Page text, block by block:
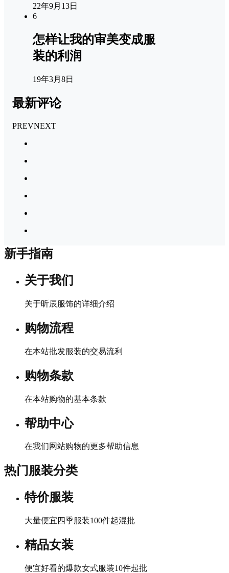
22年9月13日
6
怎样让我的审美变成服
装的利润
19年3月8日
最新评论
PREVNEXT
新手指南
关于我们
关于昕辰服饰的详细介绍
购物流程
在本站批发服装的交易流利
购物条款
在本站购物的基本条款
帮助中心
在我们网站购物的更多帮助信息
热门服装分类
特价服装
大量便宜四季服装100件起混批
精品女装
便宜好看的爆款女式服装10件起批